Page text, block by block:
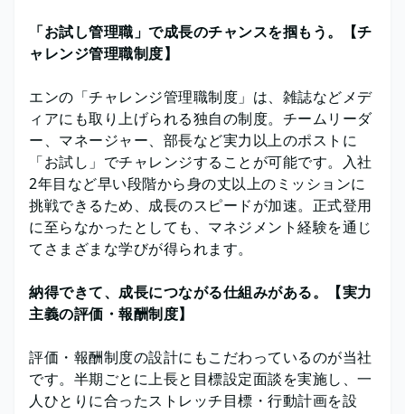
「お試し管理職」で成長のチャンスを掴もう。【チ
ャレンジ管理職制度】
エンの「チャレンジ管理職制度」は、雑誌などメデ
ィアにも取り上げられる独自の制度。チームリーダ
ー、マネージャー、部長など実力以上のポストに
「お試し」でチャレンジすることが可能です。入社
2年目など早い段階から身の丈以上のミッションに
挑戦できるため、成長のスピードが加速。正式登用
に至らなかったとしても、マネジメント経験を通じ
てさまざまな学びが得られます。
納得できて、成長につながる仕組みがある。【実力
主義の評価・報酬制度】
評価・報酬制度の設計にもこだわっているのが当社
です。半期ごとに上長と目標設定面談を実施し、一
人ひとりに合ったストレッチ目標・行動計画を設